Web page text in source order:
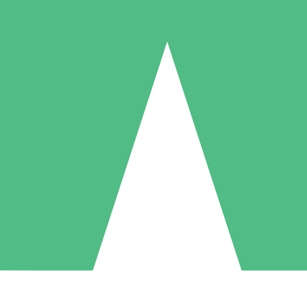
Packs de Crédits Individuels
à l'utilisation avec des crédits de téléchargement. Sans engagement
5 Téléchargements
US$